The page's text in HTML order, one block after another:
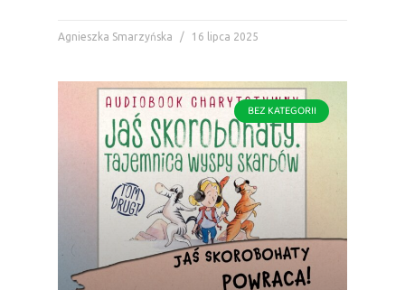
Agnieszka Smarzyńska 16 lipca 2025
BEZ KATEGORII